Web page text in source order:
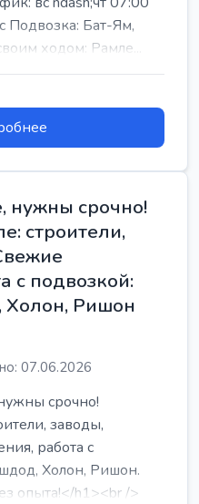
Подвозка: Бат-Ям,
ходом: Рамле...
нужны срочно!
строители,
с подвозкой:
Ришон
07.06.2026
срочно!
заводы,
работа с
Холон, Ришон.
опыта!</h1><br />